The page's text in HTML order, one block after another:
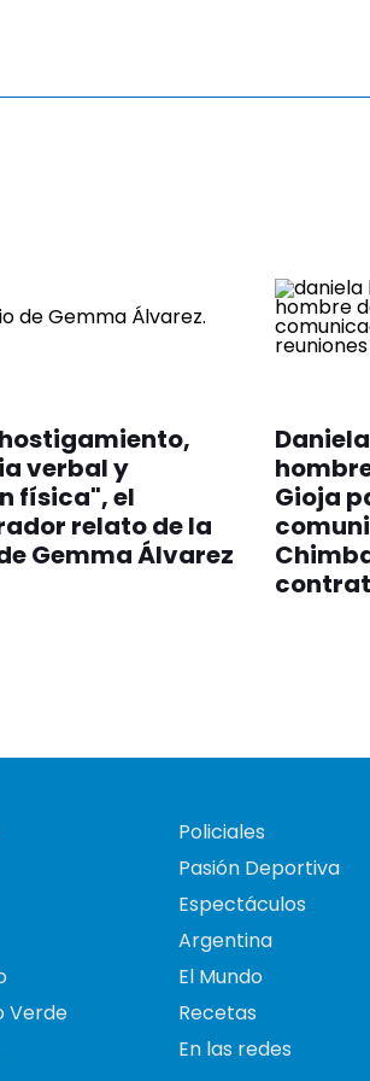
verbal y
física", el
relato de la
Gemma Álvarez
Gioja
Verde
Policiales
Pasión Deportiva
Espectáculos
Argentina
El Mundo
Recetas
En las redes